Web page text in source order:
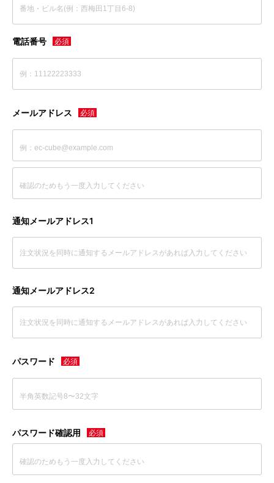
電話番号
メールアドレス
通知メールアドレス1
通知メールアドレス2
パスワード
パスワード確認用